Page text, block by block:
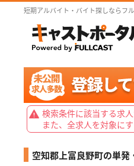
短期アルバイト・バイト探しならフ
検索条件に該当する求
また、全求人を対象に
空知郡上富良野町の単発